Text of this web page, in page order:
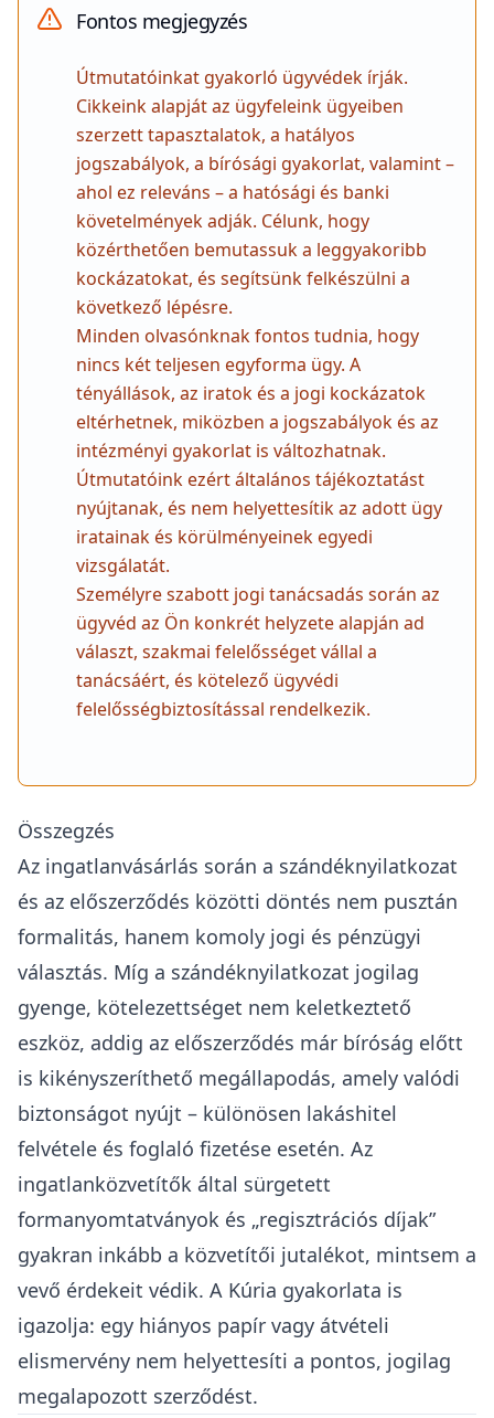
Fontos megjegyzés
Útmutatóinkat gyakorló ügyvédek írják.
Cikkeink alapját az ügyfeleink ügyeiben
szerzett tapasztalatok, a hatályos
jogszabályok, a bírósági gyakorlat, valamint –
ahol ez releváns – a hatósági és banki
követelmények adják. Célunk, hogy
közérthetően bemutassuk a leggyakoribb
kockázatokat, és segítsünk felkészülni a
következő lépésre.
Minden olvasónknak fontos tudnia, hogy
nincs két teljesen egyforma ügy. A
tényállások, az iratok és a jogi kockázatok
eltérhetnek, miközben a jogszabályok és az
intézményi gyakorlat is változhatnak.
Útmutatóink ezért általános tájékoztatást
nyújtanak, és nem helyettesítik az adott ügy
iratainak és körülményeinek egyedi
vizsgálatát.
Személyre szabott jogi tanácsadás során az
ügyvéd az Ön konkrét helyzete alapján ad
választ, szakmai felelősséget vállal a
tanácsáért, és kötelező ügyvédi
felelősségbiztosítással rendelkezik.
Összegzés
Az ingatlanvásárlás során a szándéknyilatkozat
és az előszerződés közötti döntés nem pusztán
formalitás, hanem komoly jogi és pénzügyi
választás. Míg a szándéknyilatkozat jogilag
gyenge, kötelezettséget nem keletkeztető
eszköz, addig az előszerződés már bíróság előtt
is kikényszeríthető megállapodás, amely valódi
biztonságot nyújt – különösen lakáshitel
felvétele és foglaló fizetése esetén. Az
ingatlanközvetítők által sürgetett
formanyomtatványok és „regisztrációs díjak”
gyakran inkább a közvetítői jutalékot, mintsem a
vevő érdekeit védik. A Kúria gyakorlata is
igazolja: egy hiányos papír vagy átvételi
elismervény nem helyettesíti a pontos, jogilag
megalapozott szerződést.